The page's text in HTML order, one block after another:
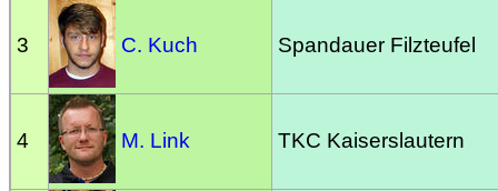
3 C. Kuch Spandauer Filzteufel
4 M. Link TKC Kaiserslautern